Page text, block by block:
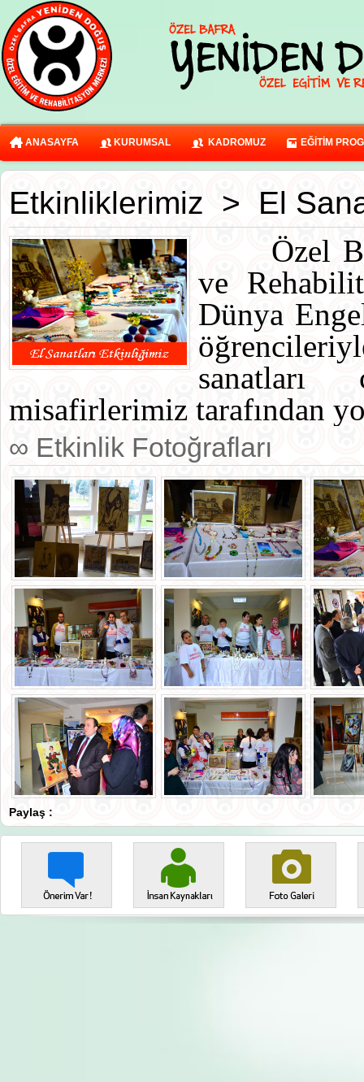
ANASAYFA KURUMSAL KADROMUZ EĞİTİM
Etkinliklerimiz > El
Özel
ve
Dünya
sanatları
misafirlerimiz tarafından
∞ Etkinlik Fotoğrafları
Paylaş :